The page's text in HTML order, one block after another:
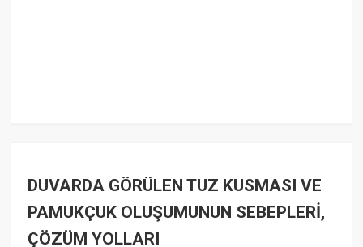
DUVARDA GÖRÜLEN TUZ KUSMASI VE
PAMUKÇUK OLUŞUMUNUN SEBEPLERİ,
ÇÖZÜM YOLLARI